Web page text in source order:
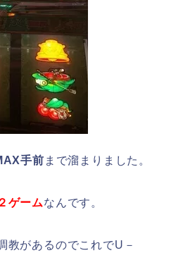
手前 まで溜まりました。
ゲームなんです。
教があるのでこれでU－